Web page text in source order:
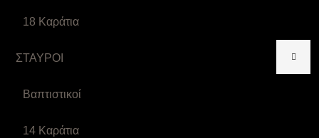
18 Καράτια
ΣΤΑΥΡΟΙ
Βαπτιστικοί
14 Καράτια